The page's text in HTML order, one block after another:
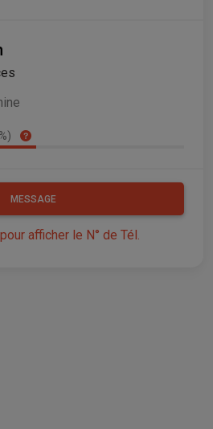
MESSAGE
afficher le N° de Tél.